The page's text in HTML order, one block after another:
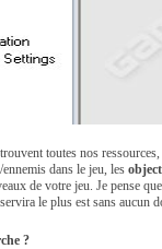
toutes nos
dans le jeu, les
de votre jeu. Je pense
le plus est sans aucun
?